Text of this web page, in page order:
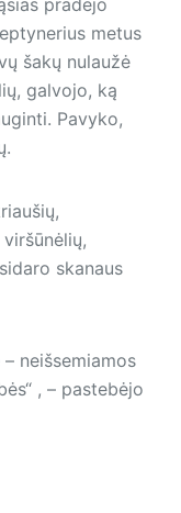
pradėjo
metus
šakų nulaužė
galvojo, ką
Pavyko,
skanaus
neišsemiamos
, – pastebėjo